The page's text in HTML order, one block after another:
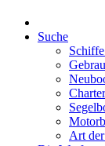
Suche
Art